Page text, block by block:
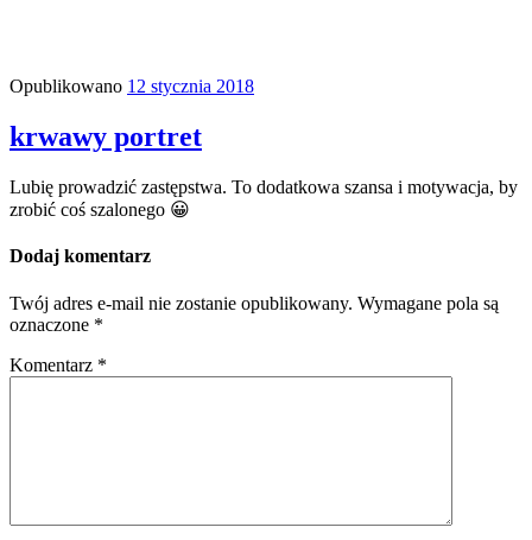
Opublikowano 12 stycznia 2018
krwawy portret
Lubię prowadzić zastępstwa. To dodatkowa szansa i motywacja, by
zrobić coś szalonego 😀
Dodaj komentarz
Twój adres e-mail nie zostanie opublikowany. Wymagane pola są
oznaczone *
Komentarz *